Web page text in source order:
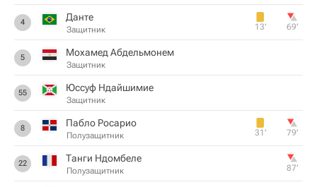
4 Данте
Защитник 13‎’‎ 69‎’‎
5 Мохамед Абдельмонем
Защитник
55 Юссуф Ндайшимие
Защитник
8 Пабло Росарио
Полузащитник 31‎’‎ 79‎’‎
22 Танги Ндомбеле
Полузащитник 87‎’‎